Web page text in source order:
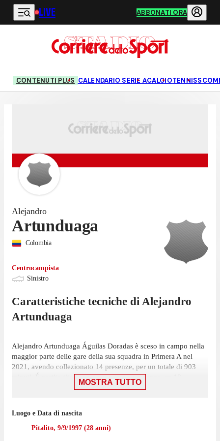
Vai al contenuto principale
LIVE ABBONATI ORA
CONTENUTI PLUS CALENDARIO SERIE ACALCIOTENNIS
Alejandro
Artunduaga
Colombia
Centrocampista
Sinistro
Caratteristiche tecniche di Alejandro
Artunduaga
Alejandro Artunduaga Águilas Doradas è sceso in campo nella
maggior parte delle gare della sua squadra in Primera A nel
2021, avendo collezionato 14 presenze, per un totale di 903
minuti. É partito titolare in 10 di queste presenze, su 18
giornate, ed è entrato a gara in corso 4 volte.
luglio, con Águilas Doradas: un pareggio per 1-1 contro
Independiente Medellín, in cui ha giocato solamente 9 minuti.
MOSTRA TUTTO
Luogo e Data di nascita
Pitalito, 9/9/1997 (28 anni)